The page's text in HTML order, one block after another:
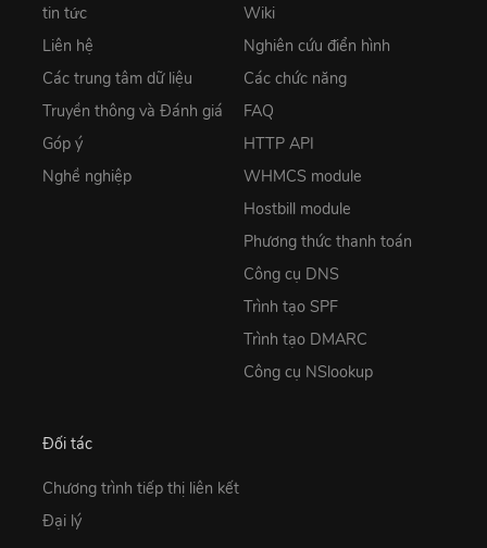
tin tức
Liên hệ
Các trung tâm dữ liệu
Truyền thông và Đánh giá
Góp ý
Nghề nghiệp
Wiki
Nghiên cứu điển hình
Các chức năng
FAQ
HTTP API
WHMCS module
Hostbill module
Phương thức thanh toán
Công cụ DNS
Trình tạo SPF
Trình tạo DMARC
Công cụ NSlookup
Đối tác
Chương trình tiếp thị liên kết
Đại lý